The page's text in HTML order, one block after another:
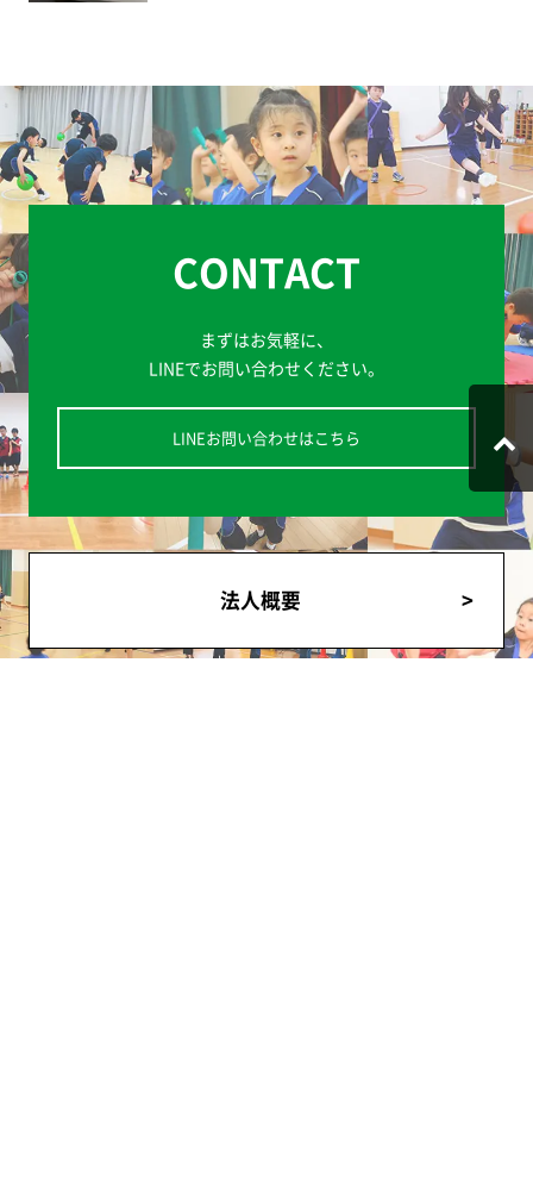
CONTACT
まずはお気軽に、
LINEでお問い合わせください。
LINEお問い合わせはこちら
法人概要